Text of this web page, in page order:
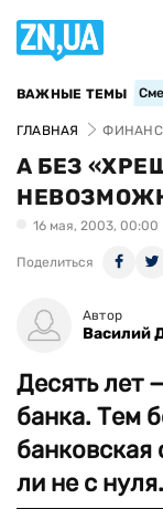
ВАЖНЫЕ ТЕМЫ
ГЛАВНАЯ
А БЕЗ
16 мая, 2003, 00:00
Поделиться
Автор
Василий
Десять лет
банка. Тем
банковская
ли не с